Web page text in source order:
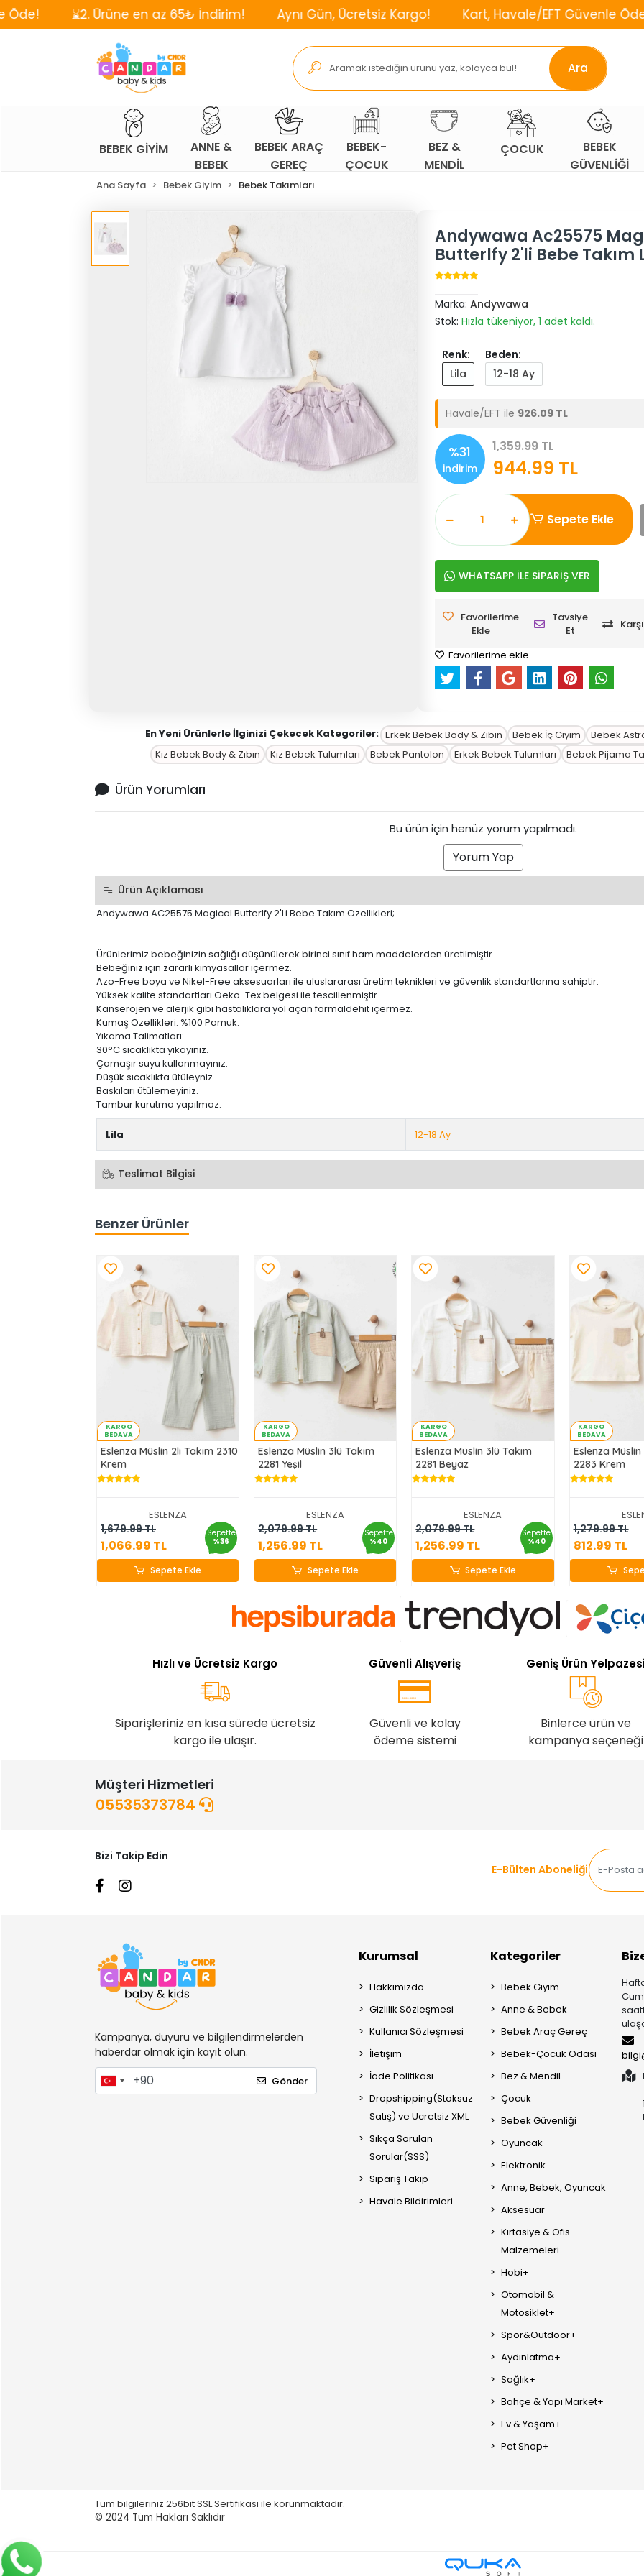
⌛2. Ürüne en az 65₺ İndirim! Aynı Gün, Ücretsiz Kargo! Kart, Havale/EFT Güvenle Öde! ⌛2.
Ara
BEBEK GİYİM
ANNE &
BEBEK
BEBEK ARAÇ
GEREÇ
BEBEK-
ÇOCUK
BEZ &
MENDİL
ÇOCUK
BEBEK
GÜVENLİĞİ
Ana Sayfa Bebek Giyim Bebek Takımları
Andywawa Ac25575
Butterlfy 2'li Bebe Takım
Marka: Andywawa
Stok: Hızla tükeniyor, 1 adet kaldı.
Renk:
Lila
Beden:
12-18 Ay
Havale/EFT ile 926.09 TL
%31
indirim
1,359.99 TL
944.99 TL
Sepete Ekle
WHATSAPP İLE SİPARİŞ VER
Favorilerime
Ekle
Tavsiye
Et
Favorilerime ekle
En Yeni Ürünlerle İlginizi Çekecek Kategoriler: Erkek Bebek Body & Zıbın Bebek İç Giyim Bebek
Kız Bebek Body & Zıbın
Kız Bebek Tulumları Bebek Pantolon Erkek Bebek Tulumları Bebek Pijama
Ürün Yorumları
Bu ürün için henüz yorum yapılmadı.
Yorum Yap
Ürün Açıklaması
Andywawa AC25575 Magical Butterlfy 2'Li Bebe Takım Özellikleri;
Ürünlerimiz bebeğinizin sağlığı düşünülerek birinci sınıf ham maddelerden üretilmiştir.
Bebeğiniz için zararlı kimyasallar içermez.
Azo-Free boya ve Nikel-Free aksesuarları ile uluslararası üretim teknikleri ve güvenlik standartlarına sahiptir.
Yüksek kalite standartları Oeko-Tex belgesi ile tescillenmiştir.
Kanserojen ve alerjik gibi hastalıklara yol açan formaldehit içermez.
Kumaş Özellikleri: %100 Pamuk.
Yıkama Talimatları:
30°C sıcaklıkta yıkayınız.
Çamaşır suyu kullanmayınız.
Düşük sıcaklıkta ütüleyniz.
Baskıları ütülemeyiniz.
Tambur kurutma yapılmaz.
Lila 12-18 Ay
Teslimat Bilgisi
Benzer Ürünler
KARGO
BEDAVA
Eslenza Müslin 2li Takım 2310
Krem
ESLENZA
1,679.99 TL
1,066.99 TL
Sepette
%36
1,066.99 TL
Sepete Ekle
Sepete Ekle
KARGO
BEDAVA
Eslenza Müslin 3lü Takım
2281 Yeşil
ESLENZA
2,079.99 TL
1,256.99 TL
Sepette
%40
1,256.99 TL
Sepete Ekle
Sepete Ekle
KARGO
BEDAVA
Eslenza Müslin 3lü Takım
2281 Beyaz
ESLENZA
2,079.99 TL
1,256.99 TL
Sepette
%40
1,256.99 TL
Sepete Ekle
Sepete Ekle
KARGO
BEDAVA
Eslenza Müslin
2283 Krem
1,279.99 TL
812.99 TL
Hızlı ve Ücretsiz Kargo
Siparişleriniz en kısa sürede ücretsiz
kargo ile ulaşır.
Güvenli Alışveriş
Güvenli ve kolay
ödeme sistemi
Geniş Ürün
Binlerce ürün ve
kampanya seçeneği
Müşteri Hizmetleri
05535373784
Bizi Takip Edin
E-Bülten Aboneliği
Kampanya, duyuru ve bilgilendirmelerden
haberdar olmak için kayıt olun.
Gönder
Kurumsal
Hakkımızda
Gizlilik Sözleşmesi
Kullanıcı Sözleşmesi
İletişim
İade Politikası
Dropshipping(Stoksuz
Satış) ve Ücretsiz XML
Sıkça Sorulan
Sorular(SSS)
Sipariş Takip
Havale Bildirimleri
Kategoriler
Bebek Giyim
Anne & Bebek
Bebek Araç Gereç
Bebek-Çocuk Odası
Bez & Mendil
Çocuk
Bebek Güvenliği
Oyuncak
Elektronik
Anne, Bebek, Oyuncak
Aksesuar
Kırtasiye & Ofis
Malzemeleri
Hobi+
Otomobil &
Motosiklet+
Spor&Outdoor+
Aydınlatma+
Sağlık+
Bahçe & Yapı Market+
Ev & Yaşam+
Pet Shop+
Tüm bilgileriniz 256bit SSL Sertifikası ile korunmaktadır.
© 2024 Tüm Hakları Saklıdır